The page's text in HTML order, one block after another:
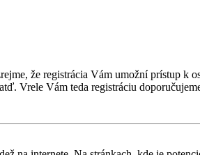
že registrácia Vám umožní prístup k
Vrele Vám teda registráciu